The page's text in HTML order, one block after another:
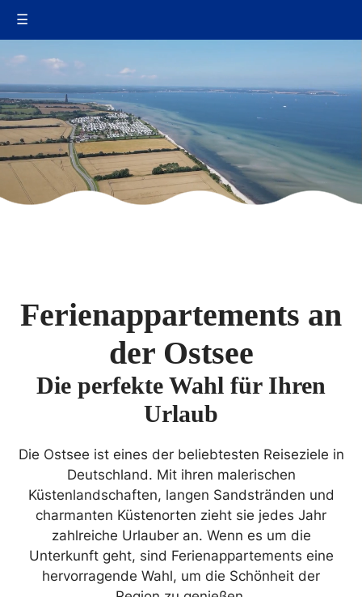
☰
Ferienappartements an
der Ostsee
Die perfekte Wahl für Ihren
Urlaub
Die Ostsee ist eines der beliebtesten Reiseziele in
Deutschland. Mit ihren malerischen
Küstenlandschaften, langen Sandstränden und
charmanten Küstenorten zieht sie jedes Jahr
zahlreiche Urlauber an. Wenn es um die
Unterkunft geht, sind Ferienappartements eine
hervorragende Wahl, um die Schönheit der